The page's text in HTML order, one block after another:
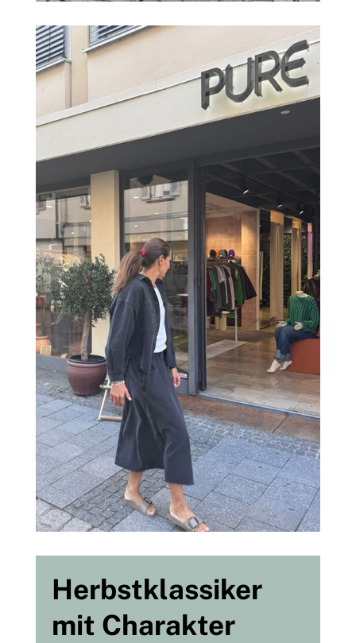
Herbstklassiker
mit Charakter